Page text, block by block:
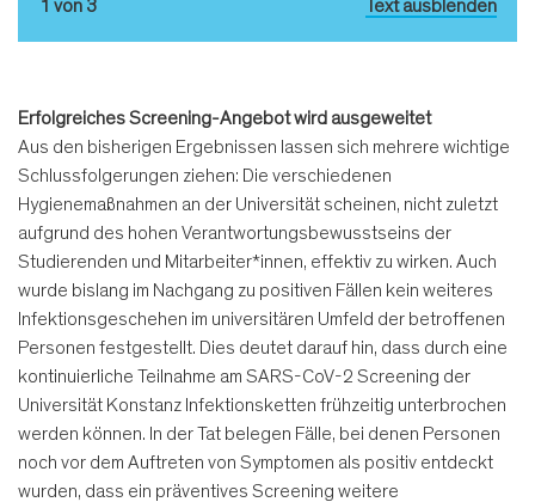
1 von 3 Text ausblenden
Erfolgreiches Screening-Angebot wird ausgeweitet
Aus den bisherigen Ergebnissen lassen sich mehrere wichtige
Schlussfolgerungen ziehen: Die verschiedenen
Hygienemaßnahmen an der Universität scheinen, nicht zuletzt
aufgrund des hohen Verantwortungsbewusstseins der
Studierenden und Mitarbeiter*innen, effektiv zu wirken. Auch
wurde bislang im Nachgang zu positiven Fällen kein weiteres
Infektionsgeschehen im universitären Umfeld der betroffenen
Personen festgestellt. Dies deutet darauf hin, dass durch eine
kontinuierliche Teilnahme am SARS-CoV-2 Screening der
Universität Konstanz Infektionsketten frühzeitig unterbrochen
werden können. In der Tat belegen Fälle, bei denen Personen
noch vor dem Auftreten von Symptomen als positiv entdeckt
wurden, dass ein präventives Screening weitere